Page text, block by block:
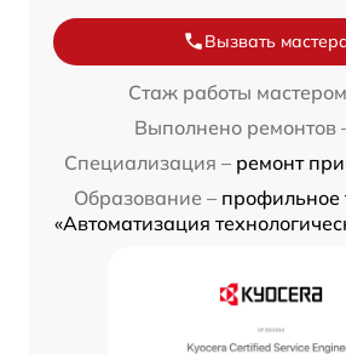
Вызвать
Стаж работы
Выполнено ремонтов
Специализация – ремонт
Образование – профильное
«Автоматизация